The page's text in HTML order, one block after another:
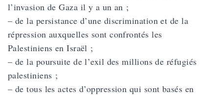
l’invasion de Gaza il y a un an ;
– de la persistance d’une discrimination et de la
répression auxquelles sont confrontés les
Palestiniens en Israël ;
– de la poursuite de l’exil des millions de réfugiés
palestiniens ;
– de tous les actes d’oppression qui sont basés en